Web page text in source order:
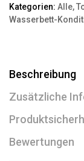
Kategorien: Alle,
Wasserbett-
Beschreibung
Zusätzliche
Bewertungen